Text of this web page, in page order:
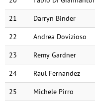
21 Darryn Binder
22 Andrea Dovizioso
23 Remy Gardner
24 Raul Fernandez
25 Michele Pirro